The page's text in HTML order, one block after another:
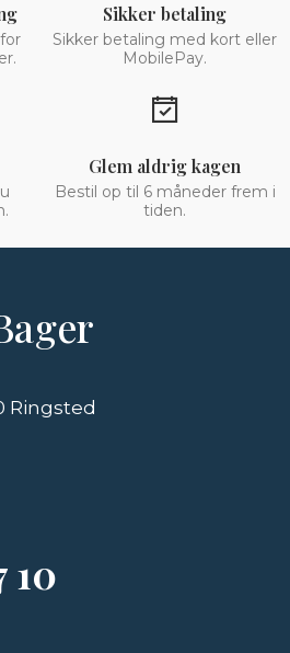
Sikker betaling
Sikker betaling med kort eller
MobilePay.
Glem aldrig kagen
Bestil op til 6 måneder frem i
tiden.
Ringsted
10